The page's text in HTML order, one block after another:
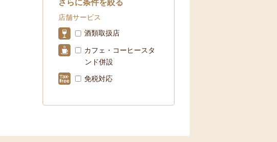
さらに条件を絞る
店舗サービス
酒類取扱店
カフェ・コーヒースタ
ンド併設
免税対応